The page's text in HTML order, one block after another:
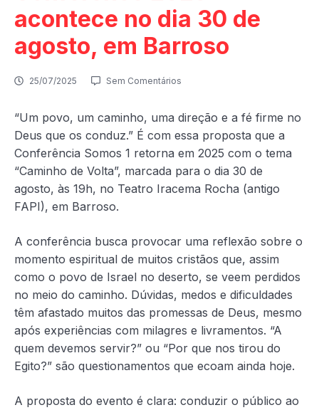
acontece no dia 30 de
agosto, em Barroso
25/07/2025 Sem Comentários
“Um povo, um caminho, uma direção e a fé firme no
Deus que os conduz.” É com essa proposta que a
Conferência Somos 1 retorna em 2025 com o tema
“Caminho de Volta”, marcada para o dia 30 de
agosto, às 19h, no Teatro Iracema Rocha (antigo
FAPI), em Barroso.
A conferência busca provocar uma reflexão sobre o
momento espiritual de muitos cristãos que, assim
como o povo de Israel no deserto, se veem perdidos
no meio do caminho. Dúvidas, medos e dificuldades
têm afastado muitos das promessas de Deus, mesmo
após experiências com milagres e livramentos. “A
quem devemos servir?” ou “Por que nos tirou do
Egito?” são questionamentos que ecoam ainda hoje.
A proposta do evento é clara: conduzir o público ao